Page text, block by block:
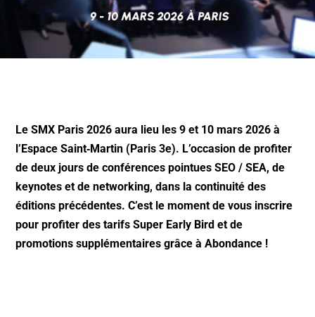
Le SMX Paris 2026 aura lieu les 9 et 10 mars 2026 à
l’Espace Saint‑Martin (Paris 3e). L’occasion de profiter
de deux jours de conférences pointues SEO / SEA, de
keynotes et de networking, dans la continuité des
éditions précédentes. C’est le moment de vous inscrire
pour profiter des tarifs Super Early Bird et de
promotions supplémentaires grâce à Abondance !